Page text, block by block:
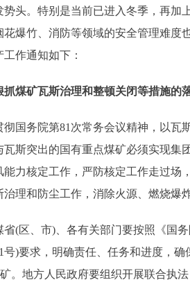
绿色北京
DEUTSCH
ESPAÑOL
ITALIANO
势头。特别是当前已进入冬季，再加
花爆竹、消防等领域的安全管理难度
作通知如下：
矿瓦斯治理和整顿关闭等措施的
务院第81次常务会议精神，以瓦
瓦斯突出的国有重点煤矿必须实现集
能力核定工作，严防核定工作走过场
治理和防尘工作，消除火源、燃烧爆
区、市)、各有关部门要按照《国务
号)要求，明确责任、任务和进度，
。地方人民政府要组织开展联合执